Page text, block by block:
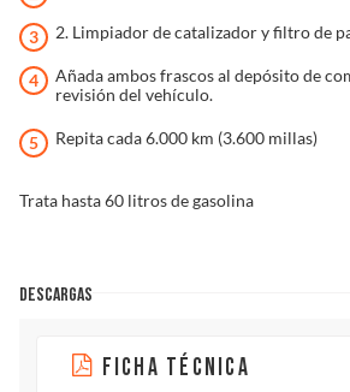
2. Limpiador de catalizador y filtro de
Añada ambos frascos al depósito de
revisión del vehículo.
Repita cada 6.000 km (3.600 millas)
Trata hasta 60 litros de gasolina
DESCARGAS
FICHA TÉCNICA